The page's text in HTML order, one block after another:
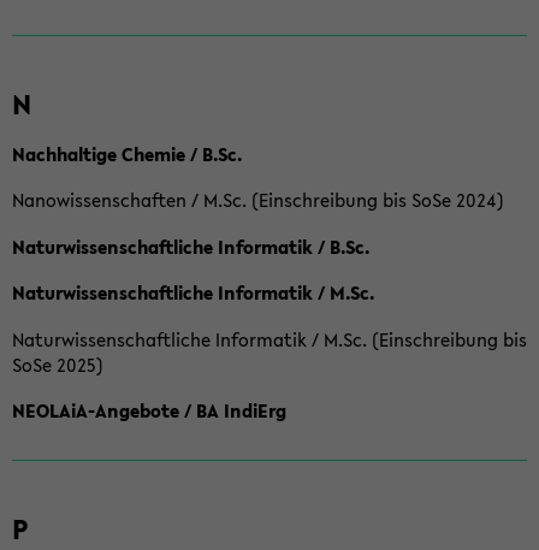
N
Nachhaltige Chemie / B.Sc.
Nanowissenschaften / M.Sc. (Einschreibung bis SoSe 2024)
Naturwissenschaftliche Informatik / B.Sc.
Naturwissenschaftliche Informatik / M.Sc.
Naturwissenschaftliche Informatik / M.Sc. (Einschreibung bis
SoSe 2025)
NEOLAiA-Angebote / BA IndiErg
P